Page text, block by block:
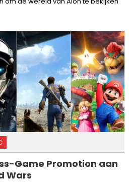
Game Promotion aan
Wars